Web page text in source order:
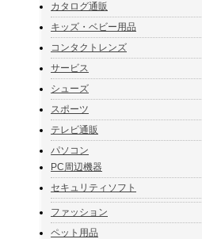
カタログ通販
キッズ・ベビー用品
コンタクトレンズ
サービス
シューズ
スポーツ
テレビ通販
パソコン
PC周辺機器
セキュリティソフト
ファッション
ペット用品